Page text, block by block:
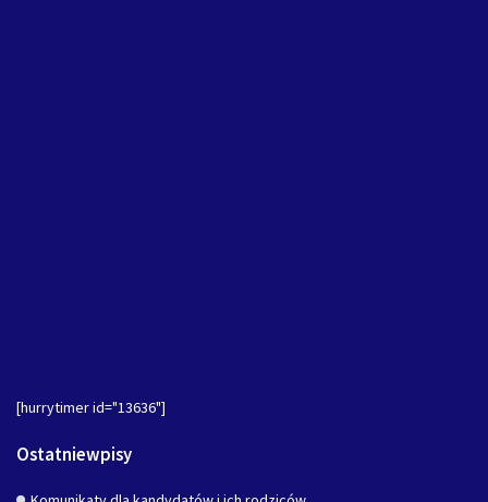
[hurrytimer id="13636"]
Ostatniewpisy